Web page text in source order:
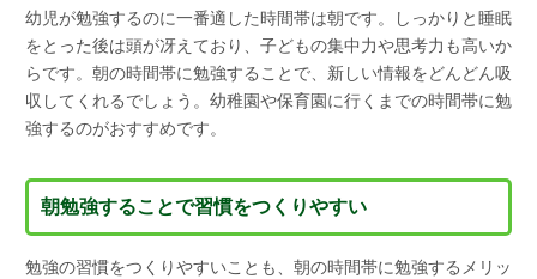
幼児が勉強するのに一番適した時間帯は朝です。しっかりと睡眠
をとった後は頭が冴えており、子どもの集中力や思考力も高いか
らです。朝の時間帯に勉強することで、新しい情報をどんどん吸
収してくれるでしょう。幼稚園や保育園に行くまでの時間帯に勉
強するのがおすすめです。
朝勉強することで習慣をつくりやすい
勉強の習慣をつくりやすいことも、朝の時間帯に勉強するメリッ